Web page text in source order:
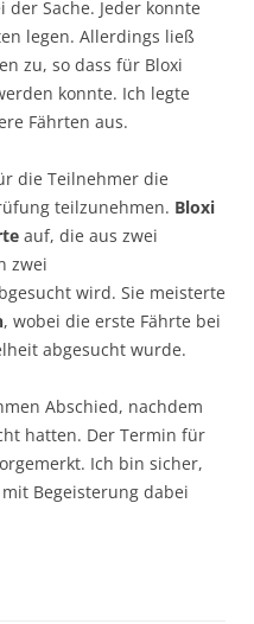
Sache. Jeder konnte
legen. Allerdings ließ
zu, so dass für Bloxi
konnte. Ich legte
Fährten aus.
die Teilnehmer die
teilzunehmen. Bloxi
auf, die aus zwei
zwei
wird. Sie meisterte
, wobei die erste Fährte bei
abgesucht wurde.
Abschied, nachdem
hatten. Der Termin für
Ich bin sicher,
Begeisterung dabei